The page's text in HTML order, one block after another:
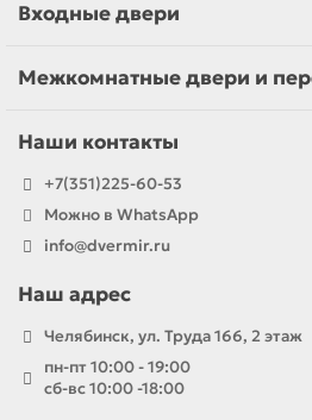
Входные двери
Межкомнатные двери и
Наши контакты
+7(351)225-60-53
Можно в WhatsApp
info@dvermir.ru
Наш адрес
Челябинск, ул. Труда 166, 2 этаж
пн-пт 10:00 - 19:00
сб-вс 10:00 -18:00